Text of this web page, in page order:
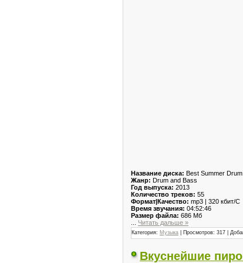
Название диска: Best Summer Drum
Жанр: Drum and Bass
Год выпуска: 2013
Количество треков: 55
Формат|Качество: mp3 | 320 кбит/С
Время звучания: 04:52:46
Размер файла: 686 Мб
Читать дальше »
Категория: Музыка | Просмотров: 317 |
Вкуснейшие